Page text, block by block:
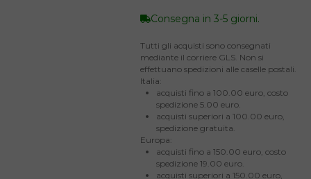
Consegna in 3-5 giorni.
Tutti gli acquisti sono consegnati
mediante il corriere GLS. Non si
effettuano spedizioni alle caselle postali.
Italia:
acquisti fino a 100.00 euro, costo
spedizione 5.00 euro.
acquisti superiori a 100.00 euro,
spedizione gratuita.
Europa:
acquisti fino a 150.00 euro, costo
spedizione 19.00 euro.
acquisti superiori a 150.00 euro,